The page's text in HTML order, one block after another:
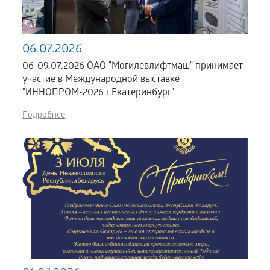
06.07.2026
06-09.07.2026 ОАО "Могилевлифтмаш" принимает
участие в Международной выставке
"ИННОПРОМ-2026 г.Екатеринбург"
Подробнее